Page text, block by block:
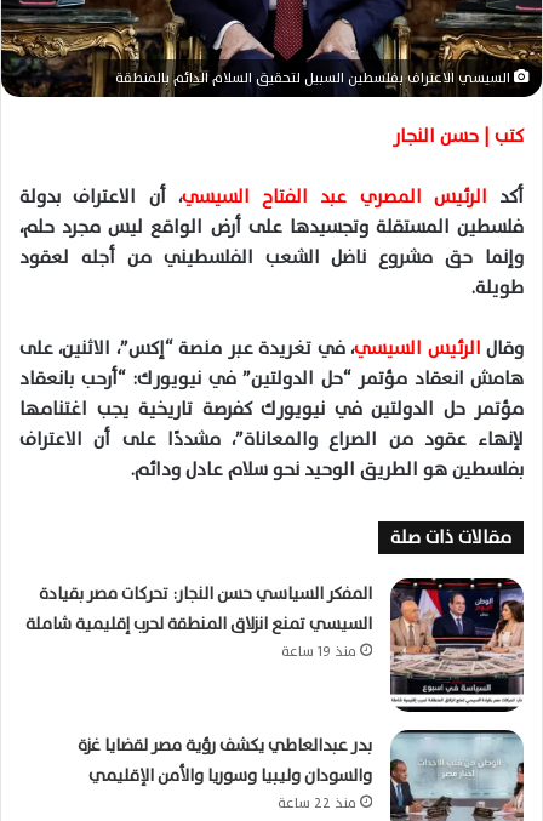
ك
ت
ر
و
ن
ا
السيسي الاعتراف بفلسطين السبيل لتحقيق السلام الدائم بالمنطقة
كتب | حسن النجار
أكد الرئيس المصري عبد الفتاح السيسي، أن الاعتراف بدولة
فلسطين المستقلة وتجسيدها على أرض الواقع ليس مجرد حلم،
وإنما حق مشروع ناضل الشعب الفلسطيني من أجله لعقود
طويلة.
وقال الرئيس السيسي، في تغريدة عبر منصة “إكس”، الاثنين، على
هامش انعقاد مؤتمر “حل الدولتين” في نيويورك: “أرحب بانعقاد
مؤتمر حل الدولتين في نيويورك كفرصة تاريخية يجب اغتنامها
لإنهاء عقود من الصراع والمعاناة”، مشددًا على أن الاعتراف
بفلسطين هو الطريق الوحيد نحو سلام عادل ودائم.
مقالات ذات صلة
المفكر السياسي حسن النجار: تحركات مصر بقيادة
السيسي تمنع انزلاق المنطقة لحرب إقليمية شاملة
منذ 19 ساعة
بدر عبدالعاطي يكشف رؤية مصر لقضايا غزة
والسودان وليبيا وسوريا والأمن الإقليمي
منذ 22 ساعة